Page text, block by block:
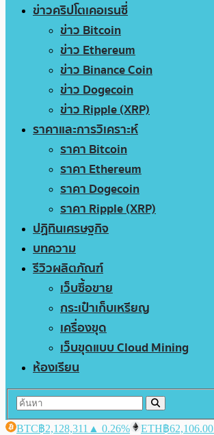
ข่าวคริปโตเคอเรนซี่
ข่าว Bitcoin
ข่าว Ethereum
ข่าว Binance Coin
ข่าว Dogecoin
ข่าว Ripple (XRP)
ราคาและการวิเคราะห์
ราคา Bitcoin
ราคา Ethereum
ราคา Dogecoin
ราคา Ripple (XRP)
ปฏิทินเศรษฐกิจ
บทความ
รีวิวผลิตภัณฑ์
เว็บซื้อขาย
กระเป๋าเก็บเหรียญ
เครื่องขุด
เว็บขุดแบบ Cloud Mining
ห้องเรียน
BTC฿2,128,311 ▲ 0.26% ETH฿62,106.00